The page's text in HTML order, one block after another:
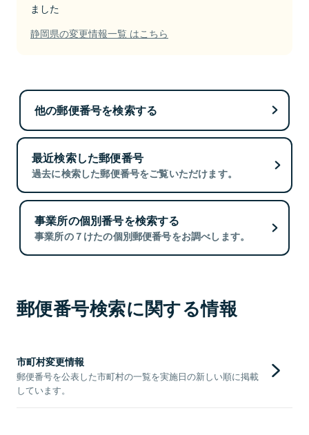
ました
静岡県の変更情報一覧 はこちら
他の郵便番号を検索する
最近検索した郵便番号
過去に検索した郵便番号をご覧いただけます。
事業所の個別番号を検索する
事業所の７けたの個別郵便番号をお調べします。
郵便番号検索に関する情報
市町村変更情報
郵便番号を公表した市町村の一覧を実施日の新しい順に掲載
しています。